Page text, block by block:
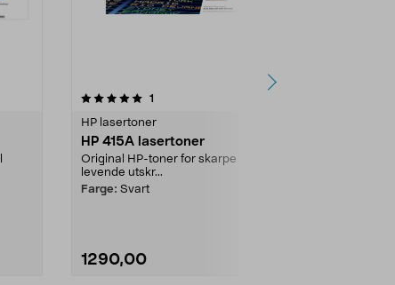
1
HP lasertoner
HP 415A lasertoner
Original HP-toner for skarpe og
levende utskr...
Farge: Svart
1290,00
4.5 av 5 stjerner